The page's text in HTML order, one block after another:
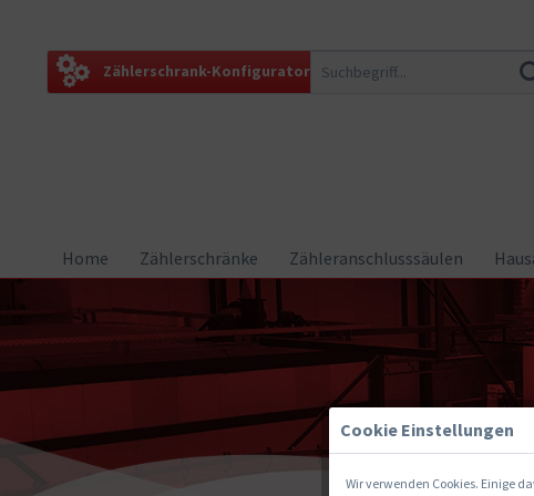
Zählerschrank-Konfigurator
Home Zählerschränke Zähleranschlusssäulen
Cookie Einstellungen
Wir verwenden Cookies. Einige